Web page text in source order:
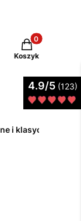
Produkty w
Koszyk
i klasyczne pl...
4.9/5 (123)